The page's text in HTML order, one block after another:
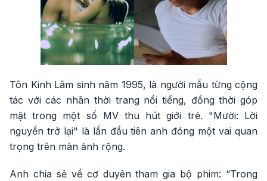
Tôn Kinh Lâm sinh năm 1995, là người mẫu từng cộng
tác với các nhãn thời trang nổi tiếng, đồng thời góp
mặt trong một số MV thu hút giới trẻ. "Mười: Lời
nguyền trở lại" là lần đầu tiên anh đóng một vai quan
trọng trên màn ảnh rộng.
Anh chia sẻ về cơ duyên tham gia bộ phim: “Trong